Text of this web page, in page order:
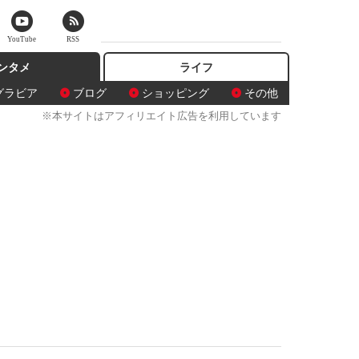
タメ
ラビア ブログ ショッピング その他
ライフ
※本サイトはアフィリエイト広告を利用しています
YouTube RSS